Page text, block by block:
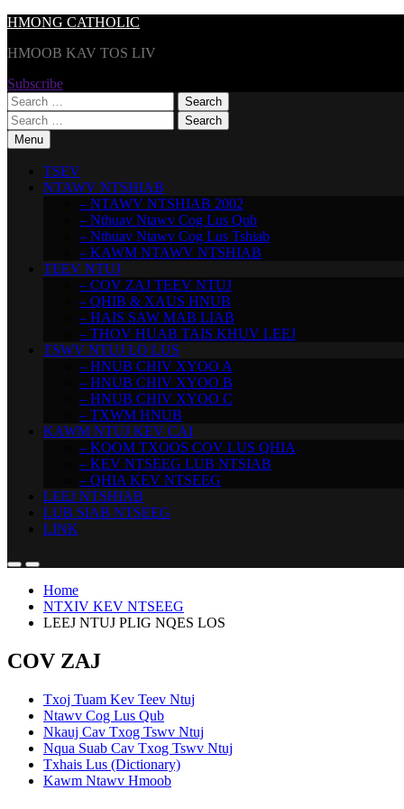
Skip
content
HMONG CATHOLIC
HMOOB KAV TOS LIV
Subscribe
Search
for:
Search
for:Menu
TSEV
NTAWV NTSHIAB
– NTAWV NTSHIAB 2002
– Nthuav Ntawv Cog Lus Qub
– Nthuav Ntawv Cog Lus Tshiab
– KAWM NTAWV NTSHIAB
TEEV NTUJ
– COV ZAJ TEEV NTUJ
– QHIB & XAUS HNUB
– HAIS SAW MAB LIAB
– THOV HUAB TAIS KHUV LEEJ
TSWV NTUJ LO LUS
– HNUB CHIV XYOO A
– HNUB CHIV XYOO B
– HNUB CHIV XYOO C
– TXWM HNUB
KAWM NTUJ KEV CAI
– KOOM TXOOS COV LUS QHIA
– KEV NTSEEG LUB NTSIAB
– QHIA KEV NTSEEG
LEEJ NTSHIAB
LUB SIAB NTSEEG
LINK
Home
NTXIV KEV NTSEEG
LEEJ NTUJ PLIG NQES LOS
COV ZAJ
Txoj Tuam Kev Teev Ntuj
Ntawv Cog Lus Qub
Nkauj Cav Txog Tswv Ntuj
Nqua Suab Cav Txog Tswv Ntuj
Txhais Lus (Dictionary)
Kawm Ntawv Hmoob